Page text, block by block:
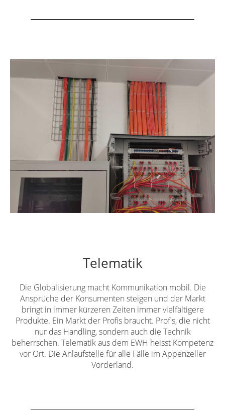
Telematik
Die Globalisierung macht Kommunikation mobil. Die
Ansprüche der Konsumenten steigen und der Markt
bringt in immer kürzeren Zeiten immer vielfältigere
Produkte. Ein Markt der Profis braucht. Profis, die nicht
nur das Handling, sondern auch die Technik
beherrschen. Telematik aus dem EWH heisst Kompetenz
vor Ort. Die Anlaufstelle für alle Fälle im Appenzeller
Vorderland.